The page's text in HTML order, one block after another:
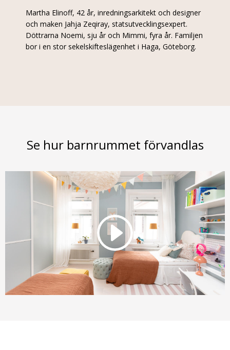
Martha Elinoff, 42 år, inredningsarkitekt och designer
och maken Jahja Zeqiray, statsutvecklingsexpert.
Döttrarna Noemi, sju år och Mimmi, fyra år. Familjen
bor i en stor sekelskifteslägenhet i Haga, Göteborg.
Se hur barnrummet förvandlas